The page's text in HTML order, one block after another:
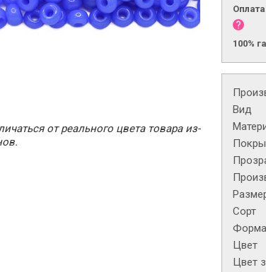
от реального цвета товара из-
100%
Вид
Сорт
Форма
Цвет
Цвет